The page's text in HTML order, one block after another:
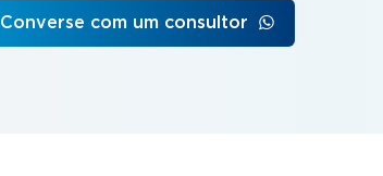
Converse com um consultor